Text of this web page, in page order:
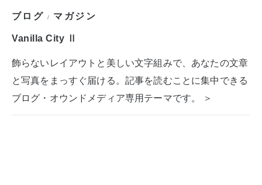
ブログ / マガジン
Vanilla City Ⅱ
飾らないレイアウトと美しい文字組みで、あなたの文章
と写真をまっすぐ届ける。記事を読むことに集中できる
ブログ・オウンドメディア専用テーマです。 ＞